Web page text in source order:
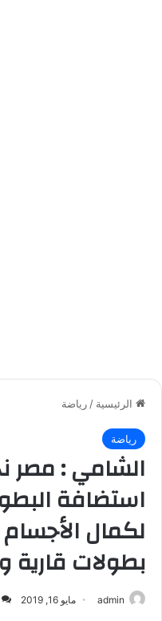
الرئيسية / رياضة
رياضة
الشامي :
استضافة
لكمال
بطولات قارية
admin مايو 16, 2019